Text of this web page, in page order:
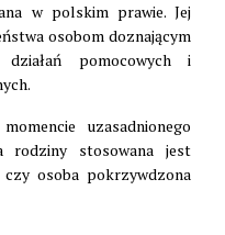
w polskim prawie. Jej
osobom doznającym
pomocowych i
uzasadnionego
rodziny stosowana jest
osoba pokrzywdzona